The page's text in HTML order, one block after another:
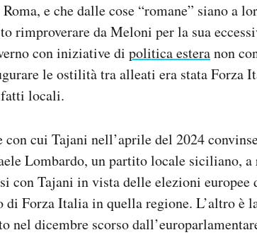
e che dalle cose “romane” siano a
rimproverare da Meloni per la sua
con iniziative di politica esteranon
le ostilità tra alleati era stata Forza
locali.
con cui Tajani nell’aprile del 2024
Lombardo, un partito locale siciliano, a
con Tajani in vista delle elezioni
Forza Italia in quella regione. L’altro è
nel dicembre scorso